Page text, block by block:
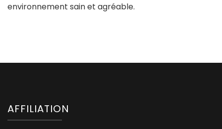
environnement sain et agréable.
AFFILIATION